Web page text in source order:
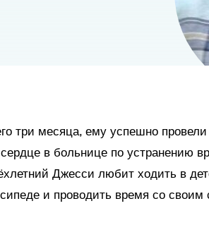
три месяца, ему успешно
в больнице по устранению
Джесси любит ходить в
и проводить время со